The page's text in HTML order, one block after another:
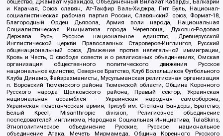
общество, Джамаат мувахидов, Объединенный Вилайат Кабарды, Балкарии
и Карачая, Союз славян, Ат-Такфир Валь-Хиджра, Пит Буль, Национал-
социалистическая рабочая партия России, Славянский союз, Формат-18,
Благородный Орден Дьявола, Армия воли народа, Национальная
Социалистическая Инициатива города Череповца, Духовно-Родовая
Держава Русь, Русское национальное единство, Древнерусской
Инглистической церкви Православных Староверов-Инглингов, Русский
общенациональный союз, Движение против нелегальной иммиграции,
Кровь и Честь, О свободе совести и о религиозных объединениях, Омская
организация общественного политического движения Русское
национальное единство, Северное Братство, Клуб Болельщиков Футбольного
Клуба Динамо, Файзрахманисты, Мусульманская религиозная организация
п. Боровский Тюменского района Тюменской области, Община Коренного
Русского народа Щелковского района, Правый сектор, Украинская
национальная ассамблея – Украинская народная самооборона,
Украинская повстанческая армия, Тризуб им. Степана Бандеры, Братство,
Белый Крест, Misanthropic division, Религиозное объединение
последователей инглиизма, Народная Социальная Инициатива, TulaSkins,
Этнополитическое объединение Русские, Русское национальное
объединение Атака, Мечеть Мирмамеда, Община Коренного Русского